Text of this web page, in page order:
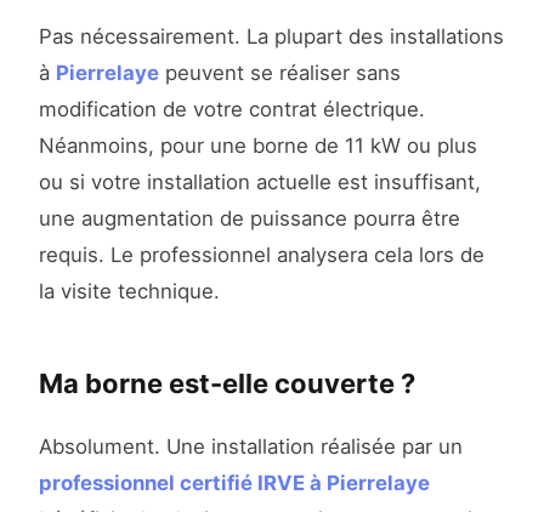
Pas nécessairement. La plupart des installations
à Pierrelaye peuvent se réaliser sans
modification de votre contrat électrique.
Néanmoins, pour une borne de 11 kW ou plus
ou si votre installation actuelle est insuffisant,
une augmentation de puissance pourra être
requis. Le professionnel analysera cela lors de
la visite technique.
Ma borne est-elle couverte ?
Absolument. Une installation réalisée par un
professionnel certifié IRVE à Pierrelaye